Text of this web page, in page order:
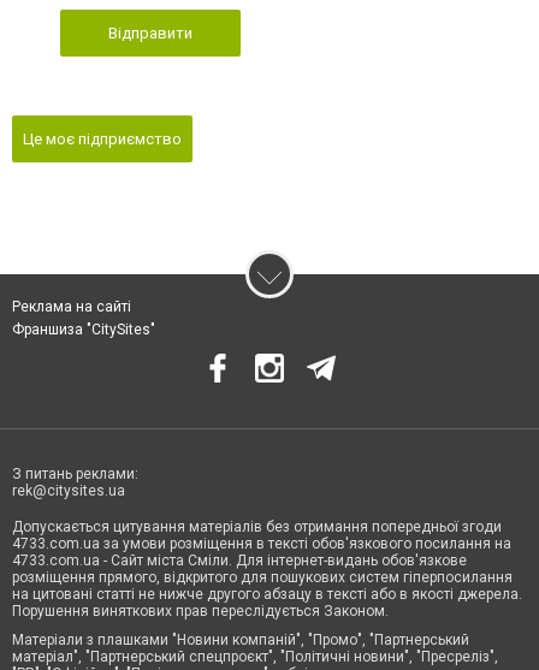
Відправити
Це моє підприємство
Реклама на сайті
Франшиза "CitySites"
З питань реклами:
rek@citysites.ua
Допускається цитування матеріалів без отримання попередньої згоди
4733.com.ua за умови розміщення в тексті обов'язкового посилання на
4733.com.ua - Сайт міста Сміли. Для інтернет-видань обов'язкове
розміщення прямого, відкритого для пошукових систем гіперпосилання
на цитовані статті не нижче другого абзацу в тексті або в якості джерела.
Порушення виняткових прав переслідується Законом.
Матеріали з плашками "Новини компаній", "Промо", "Партнерський
матеріал", "Партнерський спецпроєкт", "Політичні новини", "Пресреліз",